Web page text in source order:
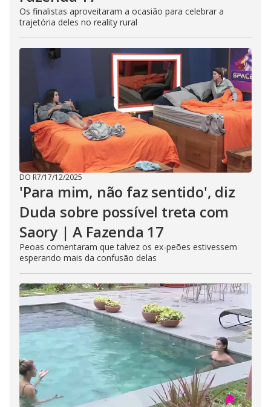
Os finalistas aproveitaram a ocasião para celebrar a
trajetória deles no reality rural
DO R7/17/12/2025
'Para mim, não faz sentido', diz
Duda sobre possível treta com
Saory | A Fazenda 17
Peoas comentaram que talvez os ex-peões estivessem
esperando mais da confusão delas